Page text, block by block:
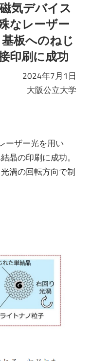
気デバイス
なレーザー
板へのねじ
印刷に成功
2024年7月1日
大阪公立大学
ーザー光を用い
晶の印刷に成功。
渦の回転方向で制